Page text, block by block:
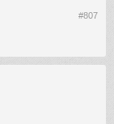
#807